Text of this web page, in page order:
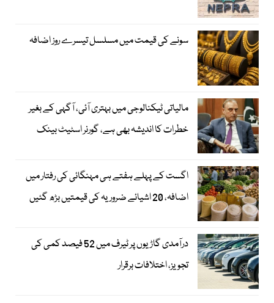
سونے کی قیمت میں مسلسل تیسرے روز اضافہ
مالیاتی ٹیکنالوجی میں بہتری آئی، آگہی کے بغیر
خطرات کا اندیشہ بھی ہے، گورنر اسٹیٹ بینک
اگست کے پہلے ہفتے ہی مہنگائی کی رفتار میں
اضافہ، 20 اشیائے ضروریہ کی قیمتیں بڑھ گئیں
درآمدی گاڑیوں پر ٹیرف میں 52 فیصد کمی کی
تجویز، اختلافات برقرار